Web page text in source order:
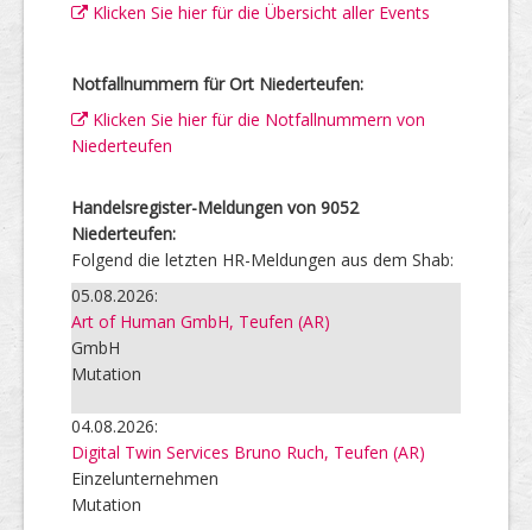
Klicken Sie hier für die Übersicht aller Events
Notfallnummern für Ort Niederteufen:
Klicken Sie hier für die Notfallnummern von
Niederteufen
Handelsregister-Meldungen von 9052
Niederteufen:
Folgend die letzten HR-Meldungen aus dem Shab:
05.08.2026:
Art of Human GmbH, Teufen (AR)
GmbH
Mutation
04.08.2026:
Digital Twin Services Bruno Ruch, Teufen (AR)
Einzelunternehmen
Mutation